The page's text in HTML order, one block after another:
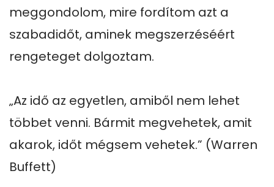
meggondolom, mire fordítom azt a
szabadidőt, aminek megszerzéséért
rengeteget dolgoztam.
„Az idő az egyetlen, amiből nem lehet
többet venni. Bármit megvehetek, amit
akarok, időt mégsem vehetek.” (Warren
Buffett)